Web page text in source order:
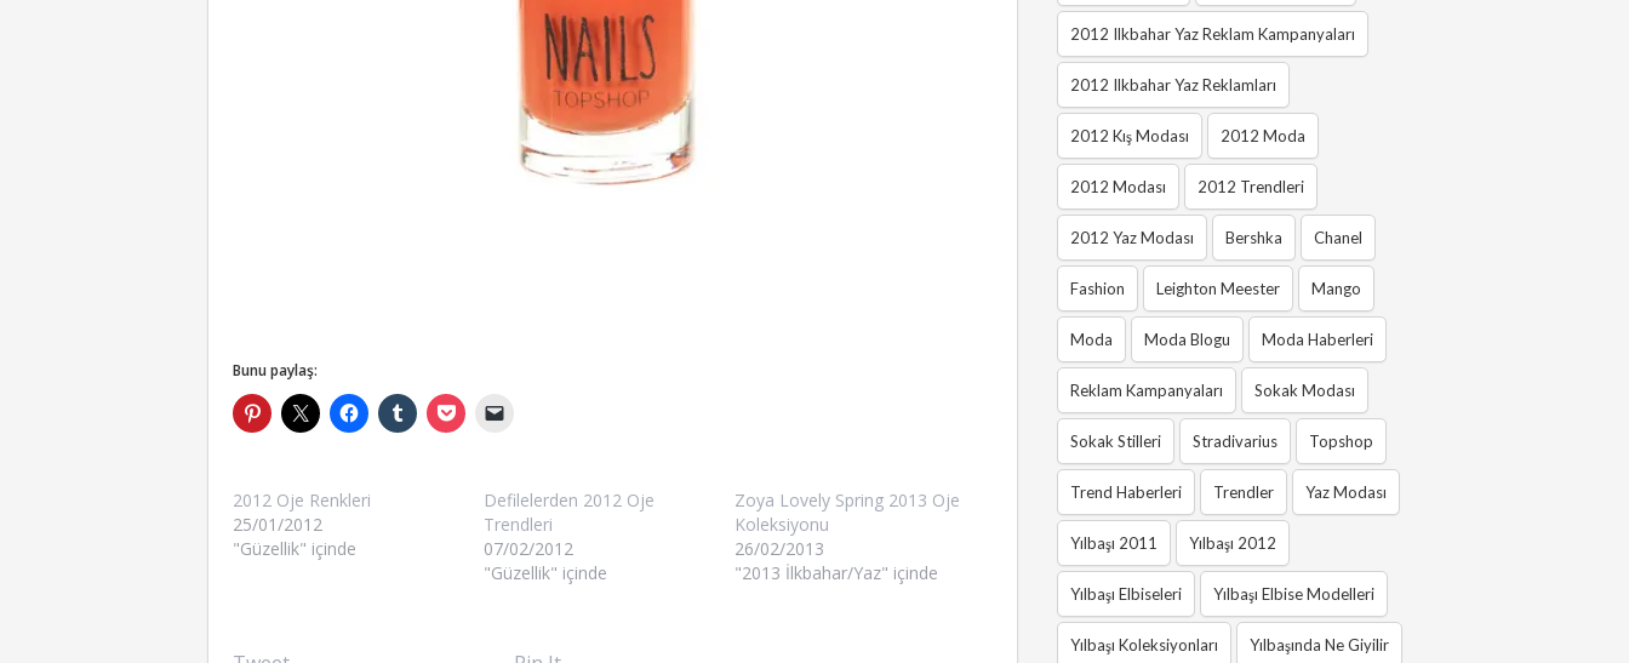
Bunu paylaş:
2012 Oje Renkleri
25/01/2012
"Güzellik" içinde
Defilelerden 2012 Oje
Trendleri
07/02/2012
"Güzellik" içinde
Zoya Lovely Spring 2013 Oje
Koleksiyonu
26/02/2013
"2013 İlkbahar/Yaz" içinde
2012 Ilkbahar Yaz Reklam Kampanyaları
2012 Ilkbahar Yaz Reklamları
2012 Kış Modası 2012 Moda
2012 Modası 2012 Trendleri
2012 Yaz Modası Bershka Chanel
Fashion Leighton Meester Mango
Moda Moda Blogu Moda Haberleri
Reklam Kampanyaları Sokak Modası
Sokak Stilleri Stradivarius Topshop
Trend Haberleri Trendler Yaz Modası
Yılbaşı 2011 Yılbaşı 2012
Yılbaşı Elbiseleri Yılbaşı Elbise Modelleri
Yılbaşı Koleksiyonları Yılbaşında Ne Giyilir